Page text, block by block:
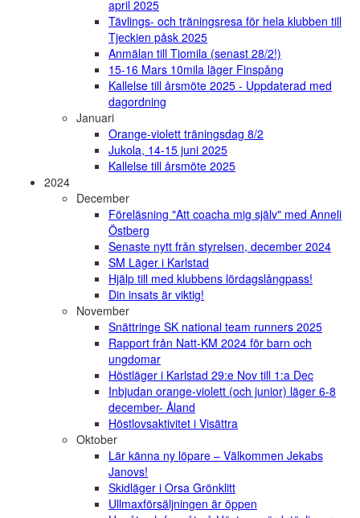
april 2025
Tävlings- och träningsresa för hela klubben till
Tjeckien påsk 2025
Anmälan till Tiomila (senast 28/2!)
15-16 Mars 10mila läger Finspång
Kallelse till årsmöte 2025 - Uppdaterad med
dagordning
Januari
Orange-violett träningsdag 8/2
Jukola, 14-15 juni 2025
Kallelse till årsmöte 2025
2024
December
Föreläsning "Att coacha mig själv" med Anneli
Östberg
Senaste nytt från styrelsen, december 2024
SM Läger i Karlstad
Hjälp till med klubbens lördagslångpass!
Din insats är viktig!
November
Snättringe SK national team runners 2025
Rapport från Natt-KM 2024 för barn och
ungdomar
Höstläger i Karlstad 29:e Nov till 1:a Dec
Inbjudan orange-violett (och junior) läger 6-8
december- Åland
Höstlovsaktivitet i Visättra
Oktober
Lär känna ny löpare – Välkommen Jekabs
Janovs!
Skidläger i Orsa Grönklitt
Ullmaxförsäljningen är öppen